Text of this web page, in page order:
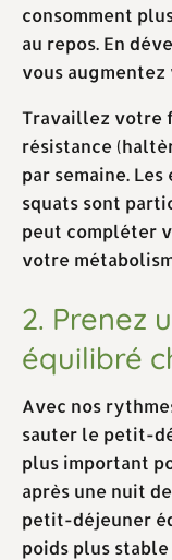
consomment
au repos. En
vous augmentez
Travaillez votre
résistance
par semaine.
squats sont
peut compléter
votre
2. Prenez
équilibré
Avec nos
sauter le petit-
plus important
après une nuit
petit-déjeuner
poids plus